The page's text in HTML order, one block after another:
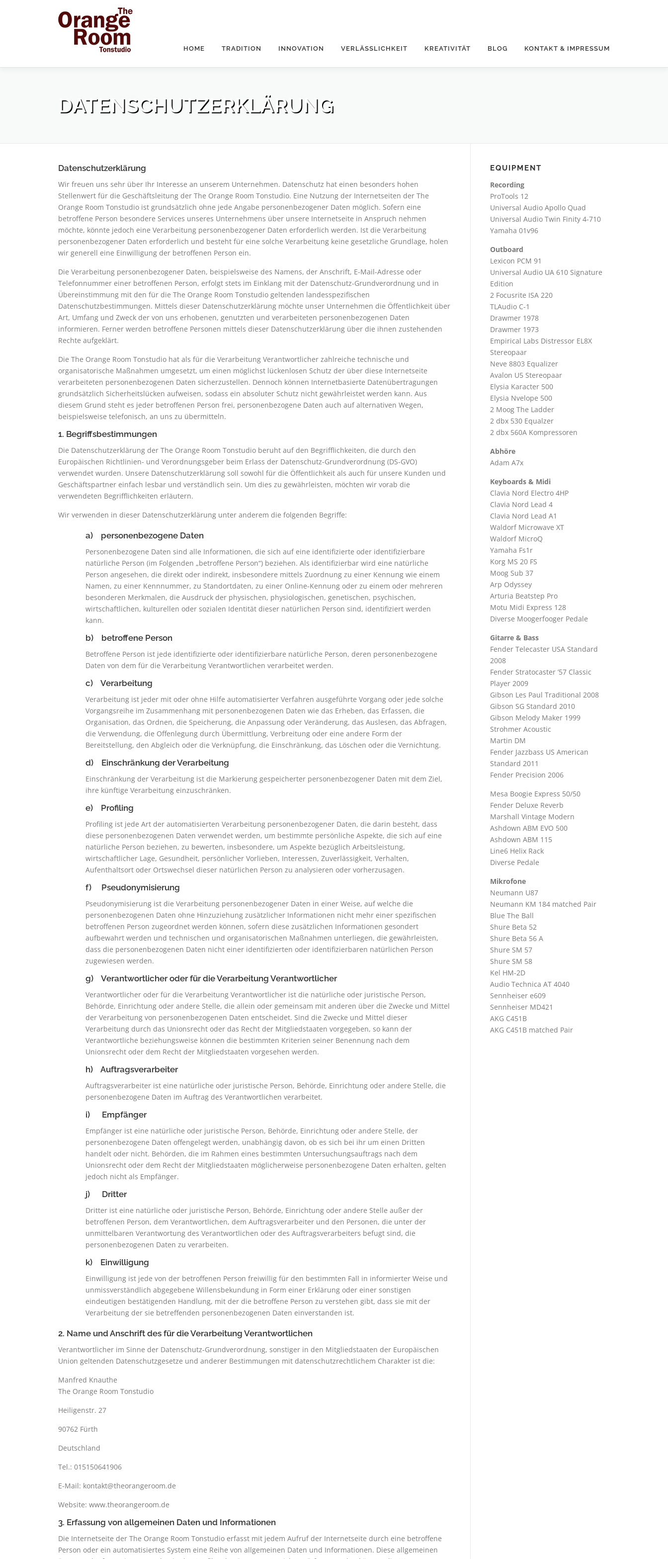
HOME TRADITION INNOVATION VERLÄSSLICHKEIT KREATIVITÄT BLOG KONTAKT & IMPRESSUM
DATENSCHUTZERKLÄRUNG
Datenschutzerklärung
Wir freuen uns sehr über Ihr Interesse an unserem Unternehmen. Datenschutz hat einen besonders hohen
Stellenwert für die Geschäftsleitung der The Orange Room Tonstudio. Eine Nutzung der Internetseiten der The
Orange Room Tonstudio ist grundsätzlich ohne jede Angabe personenbezogener Daten möglich. Sofern eine
betroffene Person besondere Services unseres Unternehmens über unsere Internetseite in Anspruch nehmen
möchte, könnte jedoch eine Verarbeitung personenbezogener Daten erforderlich werden. Ist die Verarbeitung
personenbezogener Daten erforderlich und besteht für eine solche Verarbeitung keine gesetzliche Grundlage, holen
wir generell eine Einwilligung der betroffenen Person ein.
Die Verarbeitung personenbezogener Daten, beispielsweise des Namens, der Anschrift, E-Mail-Adresse oder
Telefonnummer einer betroffenen Person, erfolgt stets im Einklang mit der Datenschutz-Grundverordnung und in
Übereinstimmung mit den für die The Orange Room Tonstudio geltenden landesspezifischen
Datenschutzbestimmungen. Mittels dieser Datenschutzerklärung möchte unser Unternehmen die Öffentlichkeit über
Art, Umfang und Zweck der von uns erhobenen, genutzten und verarbeiteten personenbezogenen Daten
informieren. Ferner werden betroffene Personen mittels dieser Datenschutzerklärung über die ihnen zustehenden
Rechte aufgeklärt.
Die The Orange Room Tonstudio hat als für die Verarbeitung Verantwortlicher zahlreiche technische und
organisatorische Maßnahmen umgesetzt, um einen möglichst lückenlosen Schutz der über diese Internetseite
verarbeiteten personenbezogenen Daten sicherzustellen. Dennoch können Internetbasierte Datenübertragungen
grundsätzlich Sicherheitslücken aufweisen, sodass ein absoluter Schutz nicht gewährleistet werden kann. Aus
diesem Grund steht es jeder betroffenen Person frei, personenbezogene Daten auch auf alternativen Wegen,
beispielsweise telefonisch, an uns zu übermitteln.
1. Begriffsbestimmungen
Die Datenschutzerklärung der The Orange Room Tonstudio beruht auf den Begrifflichkeiten, die durch den
Europäischen Richtlinien- und Verordnungsgeber beim Erlass der Datenschutz-Grundverordnung (DS-GVO)
verwendet wurden. Unsere Datenschutzerklärung soll sowohl für die Öffentlichkeit als auch für unsere Kunden und
Geschäftspartner einfach lesbar und verständlich sein. Um dies zu gewährleisten, möchten wir vorab die
verwendeten Begrifflichkeiten erläutern.
Wir verwenden in dieser Datenschutzerklärung unter anderem die folgenden Begriffe:
a) personenbezogene Daten
Personenbezogene Daten sind alle Informationen, die sich auf eine identifizierte oder identifizierbare
natürliche Person (im Folgenden „betroffene Person“) beziehen. Als identifizierbar wird eine natürliche
Person angesehen, die direkt oder indirekt, insbesondere mittels Zuordnung zu einer Kennung wie einem
Namen, zu einer Kennnummer, zu Standortdaten, zu einer Online-Kennung oder zu einem oder mehreren
besonderen Merkmalen, die Ausdruck der physischen, physiologischen, genetischen, psychischen,
wirtschaftlichen, kulturellen oder sozialen Identität dieser natürlichen Person sind, identifiziert werden
kann.
b) betroffene Person
Betroffene Person ist jede identifizierte oder identifizierbare natürliche Person, deren personenbezogene
Daten von dem für die Verarbeitung Verantwortlichen verarbeitet werden.
c) Verarbeitung
Verarbeitung ist jeder mit oder ohne Hilfe automatisierter Verfahren ausgeführte Vorgang oder jede solche
Vorgangsreihe im Zusammenhang mit personenbezogenen Daten wie das Erheben, das Erfassen, die
Organisation, das Ordnen, die Speicherung, die Anpassung oder Veränderung, das Auslesen, das Abfragen,
die Verwendung, die Offenlegung durch Übermittlung, Verbreitung oder eine andere Form der
Bereitstellung, den Abgleich oder die Verknüpfung, die Einschränkung, das Löschen oder die Vernichtung.
d) Einschränkung der Verarbeitung
Einschränkung der Verarbeitung ist die Markierung gespeicherter personenbezogener Daten mit dem Ziel,
ihre künftige Verarbeitung einzuschränken.
e) Profiling
Profiling ist jede Art der automatisierten Verarbeitung personenbezogener Daten, die darin besteht, dass
diese personenbezogenen Daten verwendet werden, um bestimmte persönliche Aspekte, die sich auf eine
natürliche Person beziehen, zu bewerten, insbesondere, um Aspekte bezüglich Arbeitsleistung,
wirtschaftlicher Lage, Gesundheit, persönlicher Vorlieben, Interessen, Zuverlässigkeit, Verhalten,
Aufenthaltsort oder Ortswechsel dieser natürlichen Person zu analysieren oder vorherzusagen.
f) Pseudonymisierung
Pseudonymisierung ist die Verarbeitung personenbezogener Daten in einer Weise, auf welche die
personenbezogenen Daten ohne Hinzuziehung zusätzlicher Informationen nicht mehr einer spezifischen
betroffenen Person zugeordnet werden können, sofern diese zusätzlichen Informationen gesondert
aufbewahrt werden und technischen und organisatorischen Maßnahmen unterliegen, die gewährleisten,
dass die personenbezogenen Daten nicht einer identifizierten oder identifizierbaren natürlichen Person
zugewiesen werden.
g) Verantwortlicher oder für die Verarbeitung Verantwortlicher
Verantwortlicher oder für die Verarbeitung Verantwortlicher ist die natürliche oder juristische Person,
Behörde, Einrichtung oder andere Stelle, die allein oder gemeinsam mit anderen über die Zwecke und Mittel
der Verarbeitung von personenbezogenen Daten entscheidet. Sind die Zwecke und Mittel dieser
Verarbeitung durch das Unionsrecht oder das Recht der Mitgliedstaaten vorgegeben, so kann der
Verantwortliche beziehungsweise können die bestimmten Kriterien seiner Benennung nach dem
Unionsrecht oder dem Recht der Mitgliedstaaten vorgesehen werden.
h) Auftragsverarbeiter
Auftragsverarbeiter ist eine natürliche oder juristische Person, Behörde, Einrichtung oder andere Stelle, die
personenbezogene Daten im Auftrag des Verantwortlichen verarbeitet.
i) Empfänger
Empfänger ist eine natürliche oder juristische Person, Behörde, Einrichtung oder andere Stelle, der
personenbezogene Daten offengelegt werden, unabhängig davon, ob es sich bei ihr um einen Dritten
handelt oder nicht. Behörden, die im Rahmen eines bestimmten Untersuchungsauftrags nach dem
Unionsrecht oder dem Recht der Mitgliedstaaten möglicherweise personenbezogene Daten erhalten, gelten
jedoch nicht als Empfänger.
j) Dritter
Dritter ist eine natürliche oder juristische Person, Behörde, Einrichtung oder andere Stelle außer der
betroffenen Person, dem Verantwortlichen, dem Auftragsverarbeiter und den Personen, die unter der
unmittelbaren Verantwortung des Verantwortlichen oder des Auftragsverarbeiters befugt sind, die
personenbezogenen Daten zu verarbeiten.
k) Einwilligung
Einwilligung ist jede von der betroffenen Person freiwillig für den bestimmten Fall in informierter Weise und
unmissverständlich abgegebene Willensbekundung in Form einer Erklärung oder einer sonstigen
eindeutigen bestätigenden Handlung, mit der die betroffene Person zu verstehen gibt, dass sie mit der
Verarbeitung der sie betreffenden personenbezogenen Daten einverstanden ist.
2. Name und Anschrift des für die Verarbeitung Verantwortlichen
Verantwortlicher im Sinne der Datenschutz-Grundverordnung, sonstiger in den Mitgliedstaaten der Europäischen
Union geltenden Datenschutzgesetze und anderer Bestimmungen mit datenschutzrechtlichem Charakter ist die:
Manfred Knauthe
The Orange Room Tonstudio
Heiligenstr. 27
90762 Fürth
Deutschland
Tel.: 015150641906
E-Mail: kontakt@theorangeroom.de
Website: www.theorangeroom.de
3. Erfassung von allgemeinen Daten und Informationen
Die Internetseite der The Orange Room Tonstudio erfasst mit jedem Aufruf der Internetseite durch eine betroffene
Person oder ein automatisiertes System eine Reihe von allgemeinen Daten und Informationen. Diese allgemeinen
EQUIPMENT
Recording
ProTools 12
Universal Audio Apollo Quad
Universal Audio Twin Finity 4-710
Yamaha 01v96
Outboard
Lexicon PCM 91
Universal Audio UA 610 Signature
Edition
2 Focusrite ISA 220
TLAudio C-1
Drawmer 1978
Drawmer 1973
Empirical Labs Distressor EL8X
Stereopaar
Neve 8803 Equalizer
Avalon U5 Stereopaar
Elysia Karacter 500
Elysia Nvelope 500
2 Moog The Ladder
2 dbx 530 Equalzer
2 dbx 560A Kompressoren
Abhöre
Adam A7x
Keyboards & Midi
Clavia Nord Electro 4HP
Clavia Nord Lead 4
Clavia Nord Lead A1
Waldorf Microwave XT
Waldorf MicroQ
Yamaha Fs1r
Korg MS 20 FS
Moog Sub 37
Arp Odyssey
Arturia Beatstep Pro
Motu Midi Express 128
Diverse Moogerfooger Pedale
Gitarre & Bass
Fender Telecaster USA Standard
2008
Fender Stratocaster ’57 Classic
Player 2009
Gibson Les Paul Traditional 2008
Gibson SG Standard 2010
Gibson Melody Maker 1999
Strohmer Acoustic
Martin DM
Fender Jazzbass US American
Standard 2011
Fender Precision 2006
Mesa Boogie Express 50/50
Fender Deluxe Reverb
Marshall Vintage Modern
Ashdown ABM EVO 500
Ashdown ABM 115
Line6 Helix Rack
Diverse Pedale
Mikrofone
Neumann U87
Neumann KM 184 matched Pair
Blue The Ball
Shure Beta 52
Shure Beta 56 A
Shure SM 57
Shure SM 58
Kel HM-2D
Audio Technica AT 4040
Sennheiser e609
Sennheiser MD421
AKG C451B
AKG C451B matched Pair